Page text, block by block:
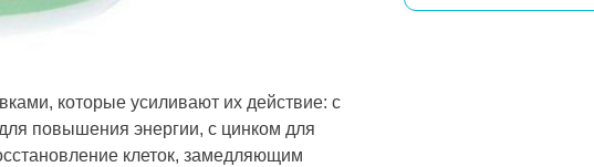
которые усиливают их действие: с
повышения энергии, с цинком для
клеток, замедляющим